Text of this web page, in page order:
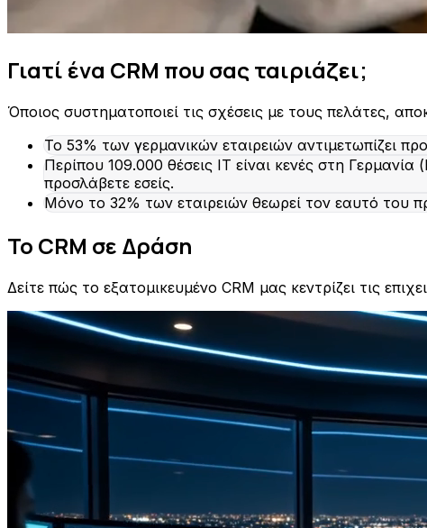
Γιατί ένα CRM που σας ταιριάζει;
Όποιος συστηματοποιεί τις σχέσεις με τους πελάτες,
Το 53% των γερμανικών εταιρειών αντιμετωπίζει
Περίπου 109.000 θέσεις IT είναι κενές στη
προσλάβετε εσείς.
Μόνο το 32% των εταιρειών θεωρεί τον εαυτό
Το CRM σε Δράση
Δείτε πώς το εξατομικευμένο CRM μας κεντρίζει τις